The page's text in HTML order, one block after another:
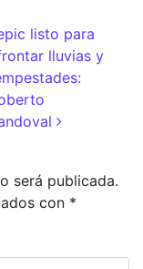
listo para
lluvias y
será publicada.
con *